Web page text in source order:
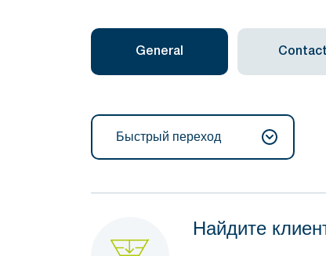
General
Быстрый переход
Найдите